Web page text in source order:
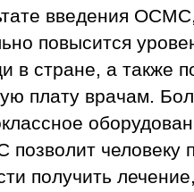
введения
повысится
в стране, а также
плату врачам.
человеку
получить